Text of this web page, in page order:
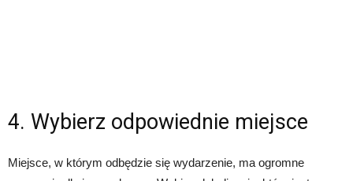
4. Wybierz odpowiednie miejsce
Miejsce, w którym odbędzie się wydarzenie, ma ogromne